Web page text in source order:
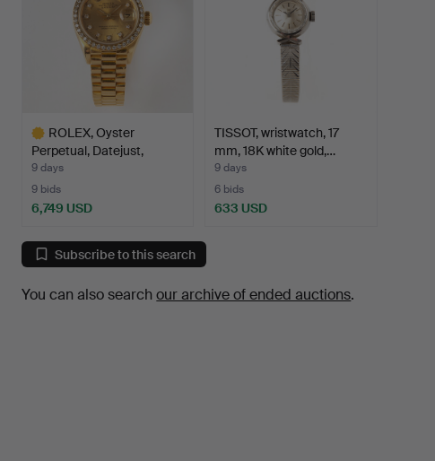
ROLEX, Oyster
Perpetual, Datejust,
chronom…
9 days
9 bids
6,749 USD
item
TISSOT, wristwatch, 17
mm, 18K white gold,…
9 days
6 bids
633 USD
Subscribe to this search
You can also searchour archive of ended auctions.